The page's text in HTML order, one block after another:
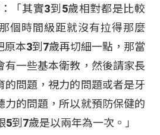
「其實3到5歲相對都是比較
個時間級距就沒有拉得那麼
原本3到7歲再切細一點，那當
有一些基本衛教，然後請家長
的問題，視力的問題或者是牙
力的問題，所以就預防保健的
到7歲是以兩年為一次。」